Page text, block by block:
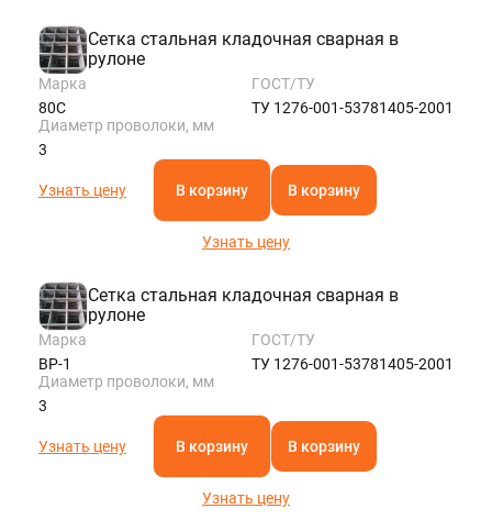
Сетка стальная кладочная сварная в
рулоне
Марка
80С
ГОСТ/ТУ
ТУ 1276-001-53781405-2001
Диаметр проволоки, мм
3
Узнать цену В корзину В корзину
Узнать цену
Сетка стальная кладочная сварная в
рулоне
Марка
ВР-1
ГОСТ/ТУ
ТУ 1276-001-53781405-2001
Диаметр проволоки, мм
3
Узнать цену В корзину В корзину
Узнать цену